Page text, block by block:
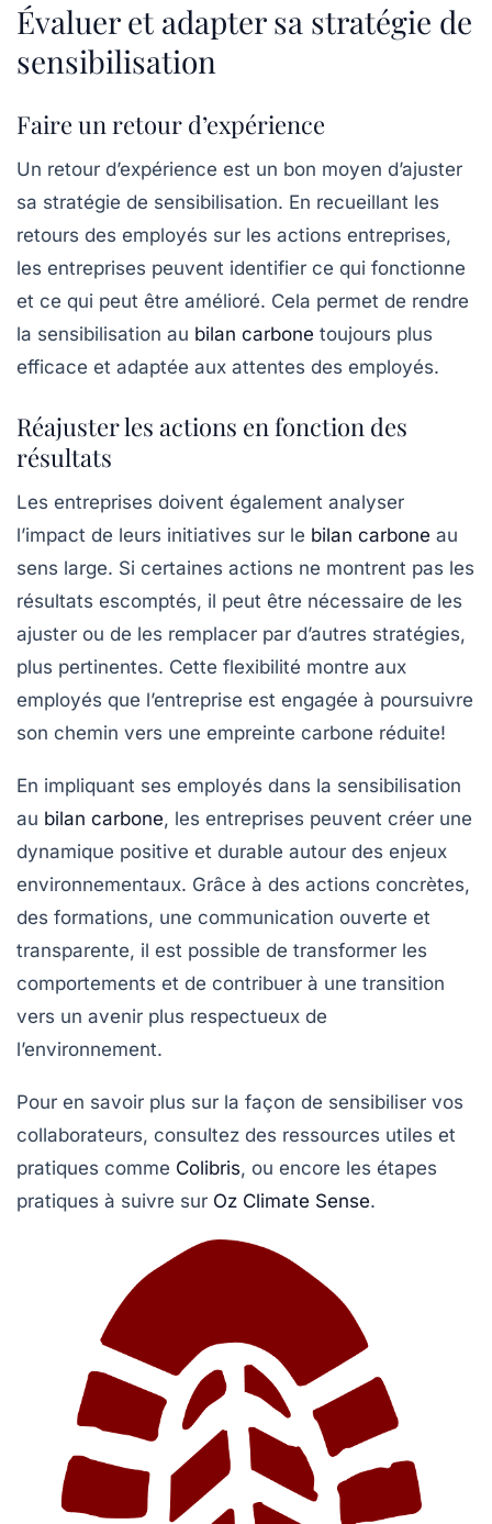
Évaluer et adapter sa stratégie de
sensibilisation
Faire un retour d’expérience
Un retour d’expérience est un bon moyen d’ajuster
sa stratégie de sensibilisation. En recueillant les
retours des employés sur les actions entreprises,
les entreprises peuvent identifier ce qui fonctionne
et ce qui peut être amélioré. Cela permet de rendre
la sensibilisation au bilan carbone toujours plus
efficace et adaptée aux attentes des employés.
Réajuster les actions en fonction des
résultats
Les entreprises doivent également analyser
l’impact de leurs initiatives sur le bilan carbone au
sens large. Si certaines actions ne montrent pas les
résultats escomptés, il peut être nécessaire de les
ajuster ou de les remplacer par d’autres stratégies,
plus pertinentes. Cette flexibilité montre aux
employés que l’entreprise est engagée à poursuivre
son chemin vers une empreinte carbone réduite!
En impliquant ses employés dans la sensibilisation
au bilan carbone, les entreprises peuvent créer une
dynamique positive et durable autour des enjeux
environnementaux. Grâce à des actions concrètes,
des formations, une communication ouverte et
transparente, il est possible de transformer les
comportements et de contribuer à une transition
vers un avenir plus respectueux de
l’environnement.
Pour en savoir plus sur la façon de sensibiliser vos
collaborateurs, consultez des ressources utiles et
pratiques comme Colibris, ou encore les étapes
pratiques à suivre sur Oz Climate Sense.